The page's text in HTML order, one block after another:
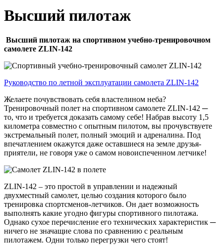
Высший пилотаж
Высший пилотаж на спортивном учебно-тренировочном
самолете ZLIN-142
Руководство по летной эксплуатации самолета ZLIN-142
Желаете почувствовать себя властелином неба?
Тренировочный полет на спортивном самолете ZLIN-142 ─
то, что и требуется доказать самому себе! Набрав высоту 1,5
километра совместно с опытным пилотом, вы прочувствуете
экстремальный полет, полный эмоций и адреналина. Под
впечатлением окажутся даже оставшиеся на земле друзья-
приятели, не говоря уже о самом новоиспеченном летчике!
ZLIN-142 – это простой в управлении и надежный
двухместный самолет, целью создания которого было
тренировка спортсменов-летчиков. Он дает возможность
выполнять какие угодно фигуры спортивного пилотажа.
Однако сухое перечисление его технических характеристик ─
ничего не значащие слова по сравнению с реальным
пилотажем. Одни только перегрузки чего стоят!